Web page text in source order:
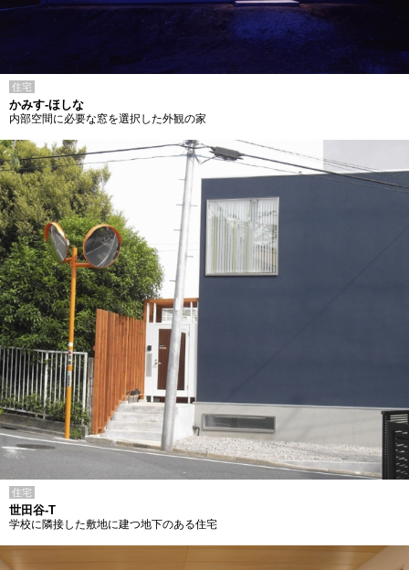
住宅
かみす-ほしな
内部空間に必要な窓を選択した外観の家
住宅
世田谷-T
学校に隣接した敷地に建つ地下のある住宅